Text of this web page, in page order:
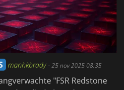
manhkbrady-25 nov 2025 08:35
"FSR Redstone